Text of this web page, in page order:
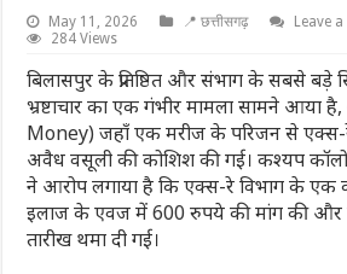
May 11, 2026 📍 छत्तीसगढ़
Leave
284 Views
बिलासपुर के प्रतिष्ठित और संभाग के सबसे बड़े
भ्रष्टाचार का एक गंभीर मामला सामने आया
Money) जहाँ एक मरीज के परिजन से
अवैध वसूली की कोशिश की गई। कश्यप
ने आरोप लगाया है कि एक्स-रे विभाग के एक
इलाज के एवज में 600 रुपये की मांग की और
तारीख थमा दी गई।